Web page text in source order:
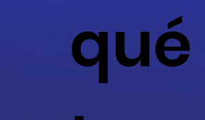
qué